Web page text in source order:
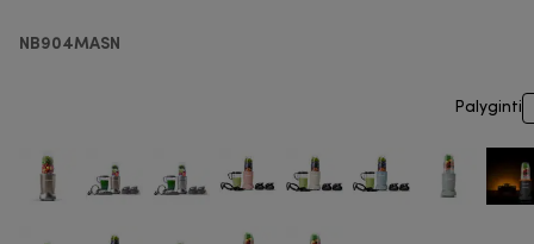
NB904MASN
Palyginti